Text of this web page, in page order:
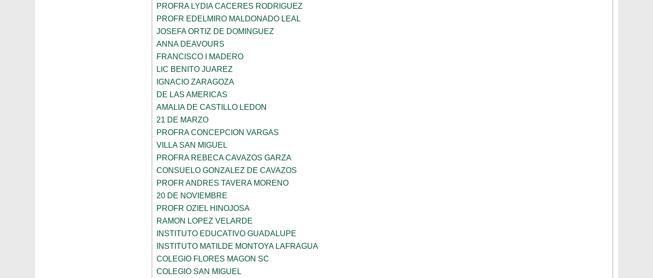
PROFRA LYDIA CACERES RODRIGUEZ
PROFR EDELMIRO MALDONADO LEAL
JOSEFA ORTIZ DE DOMINGUEZ
ANNA DEAVOURS
FRANCISCO I MADERO
LIC BENITO JUAREZ
IGNACIO ZARAGOZA
DE LAS AMERICAS
AMALIA DE CASTILLO LEDON
21 DE MARZO
PROFRA CONCEPCION VARGAS
VILLA SAN MIGUEL
PROFRA REBECA CAVAZOS GARZA
CONSUELO GONZALEZ DE CAVAZOS
PROFR ANDRES TAVERA MORENO
20 DE NOVIEMBRE
PROFR OZIEL HINOJOSA
RAMON LOPEZ VELARDE
INSTITUTO EDUCATIVO GUADALUPE
INSTITUTO MATILDE MONTOYA LAFRAGUA
COLEGIO FLORES MAGON SC
COLEGIO SAN MIGUEL